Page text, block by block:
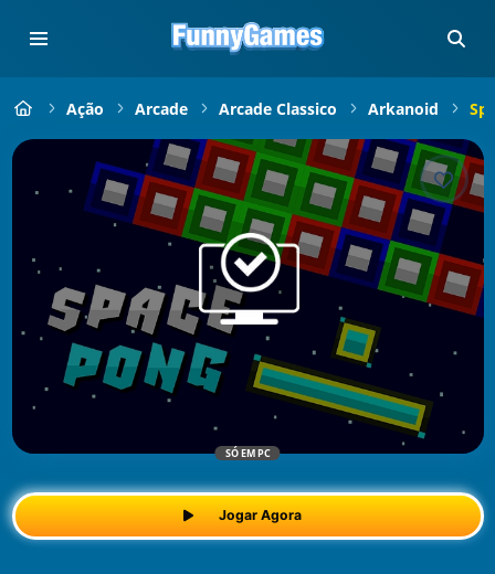
Ação Arcade Arcade Classico Arkanoid
SÓ EM PC
Jogar Agora